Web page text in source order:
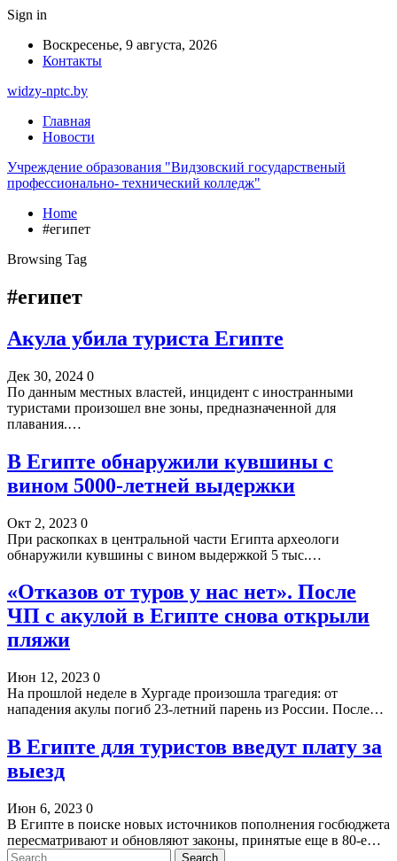
Sign in
Воскресенье, 9 августа, 2026
Контакты
widzy-nptc.by
Главная
Новости
Учреждение образования "Видзовский государственый
профессионально- технический колледж"
Home
#египет
Browsing Tag
#египет
Акула убила туриста Египте
Дек 30, 2024 0
По данным местных властей, инцидент с иностранными
туристами произошел вне зоны, предназначенной для
плавания.…
В Египте обнаружили кувшины с
вином 5000-летней выдержки
Окт 2, 2023 0
При раскопках в центральной части Египта археологи
обнаружили кувшины с вином выдержкой 5 тыс.…
«Отказов от туров у нас нет». После
ЧП с акулой в Египте снова открыли
пляжи
Июн 12, 2023 0
На прошлой неделе в Хургаде произошла трагедия: от
нападения акулы погиб 23-летний парень из России. После…
В Египте для туристов введут плату за
выезд
Июн 6, 2023 0
В Египте в поиске новых источников пополнения госбюджета
пересматривают и обновляют законы, принятые еще в 80-е…